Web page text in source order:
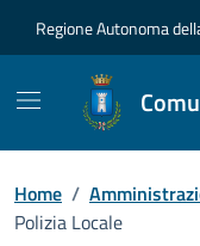
Regione Autonoma
Home /
Polizia Locale